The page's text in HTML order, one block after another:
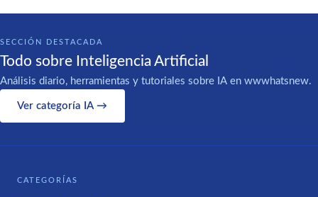
SECCIÓN DESTACADA
Todo sobre Inteligencia Artificial
Análisis diario, herramientas y tutoriales sobre IA en wwwhatsnew.
Ver categoría IA →
CATEGORÍAS